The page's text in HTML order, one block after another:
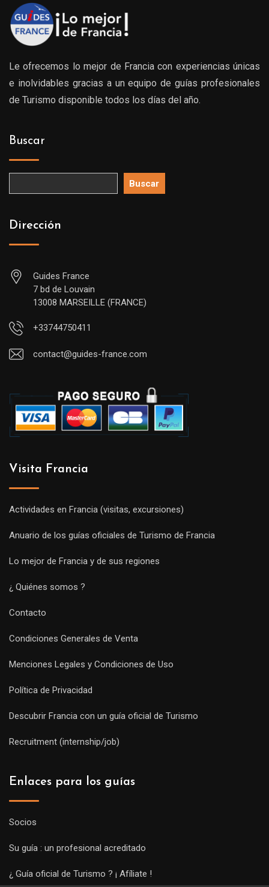
Le ofrecemos lo mejor de Francia con experiencias únicas
e inolvidables gracias a un equipo de guías profesionales
de Turismo disponible todos los días del año.
Buscar
Buscar
Dirección
Guides France
7 bd de Louvain
13008 MARSEILLE (FRANCE)
+33744750411
contact@guides-france.com
Visita Francia
Actividades en Francia (visitas, excursiones)
Anuario de los guías oficiales de Turismo de Francia
Lo mejor de Francia y de sus regiones
¿ Quiénes somos ?
Contacto
Condiciones Generales de Venta
Menciones Legales y Condiciones de Uso
Política de Privacidad
Descubrir Francia con un guía oficial de Turismo
Recruitment (internship/job)
Enlaces para los guías
Socios
Su guía : un profesional acreditado
¿ Guía oficial de Turismo ? ¡ Afíliate !